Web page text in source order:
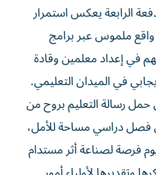
الرابعة يعكس استمرار
واقع ملموس عبر برامج
في إعداد معلمين وقادة
في الميدان التعليمي.
رسالة التعليم بروح من
فصل دراسي مساحة للأمل،
فرصة لصناعة أثر مستدام